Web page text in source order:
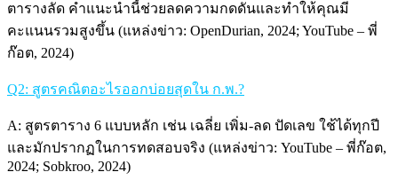
ตารางลัด คำแนะนำนี้ช่วยลดความกดดันและทำให้คุณมี
คะแนนรวมสูงขึ้น (แหล่งข่าว: OpenDurian, 2024; YouTube – พี่
ก๊อต, 2024)
Q2: สูตรคณิตอะไรออกบ่อยสุดใน ก.พ.?
A: สูตรตาราง 6 แบบหลัก เช่น เฉลี่ย เพิ่ม-ลด ปัดเลข ใช้ได้ทุกปี
และมักปรากฏในการทดสอบจริง (แหล่งข่าว: YouTube – พี่ก๊อต,
2024; Sobkroo, 2024)